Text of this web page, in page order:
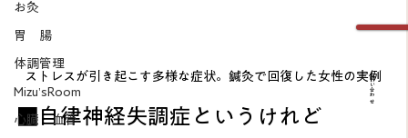
お灸
胃 腸
体調管理
Mizu’sRoom
心臓 血管
ストレスが引き起こす多様な症状。鍼灸で回復した女性の実例
■自律神経失調症というけれど
お問い合わせ